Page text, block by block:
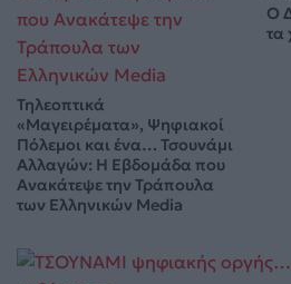
Τηλεοπτικά
«Μαγειρέματα», Ψηφιακοί
Πόλεμοι και ένα… Τσουνάμι
Αλλαγών: Η Εβδομάδα που
Ανακάτεψε την Τράπουλα
των Ελληνικών Media
Ο
τα